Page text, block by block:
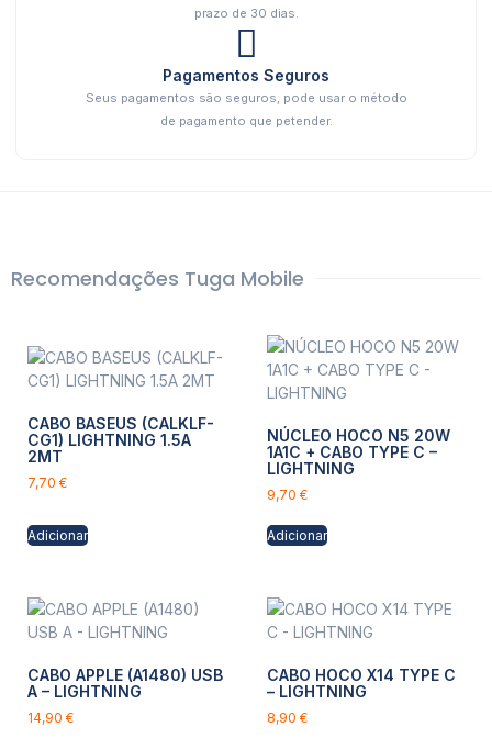
prazo de 30 dias.
Pagamentos Seguros
Seus pagamentos são seguros, pode usar o método
de pagamento que petender.
Recomendações Tuga Mobile
CABO BASEUS (CALKLF-
CG1) LIGHTNING 1.5A
2MT
7,70 €
Adicionar
NÚCLEO HOCO N5 20W
1A1C + CABO TYPE C –
LIGHTNING
9,70 €
Adicionar
CABO APPLE (A1480) USB
A – LIGHTNING
14,90 €
CABO HOCO X14 TYPE C
– LIGHTNING
8,90 €